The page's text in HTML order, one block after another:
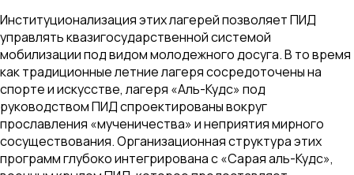
Институционализация этих лагерей позволяет ПИД
управлять квазигосударственной системой
мобилизации под видом молодежного досуга. В то время
как традиционные летние лагеря сосредоточены на
спорте и искусстве, лагеря «Аль-Кудс» под
руководством ПИД спроектированы вокруг
прославления «мученичества» и неприятия мирного
сосуществования. Организационная структура этих
программ глубоко интегрирована с «Сарая аль-Кудс»,